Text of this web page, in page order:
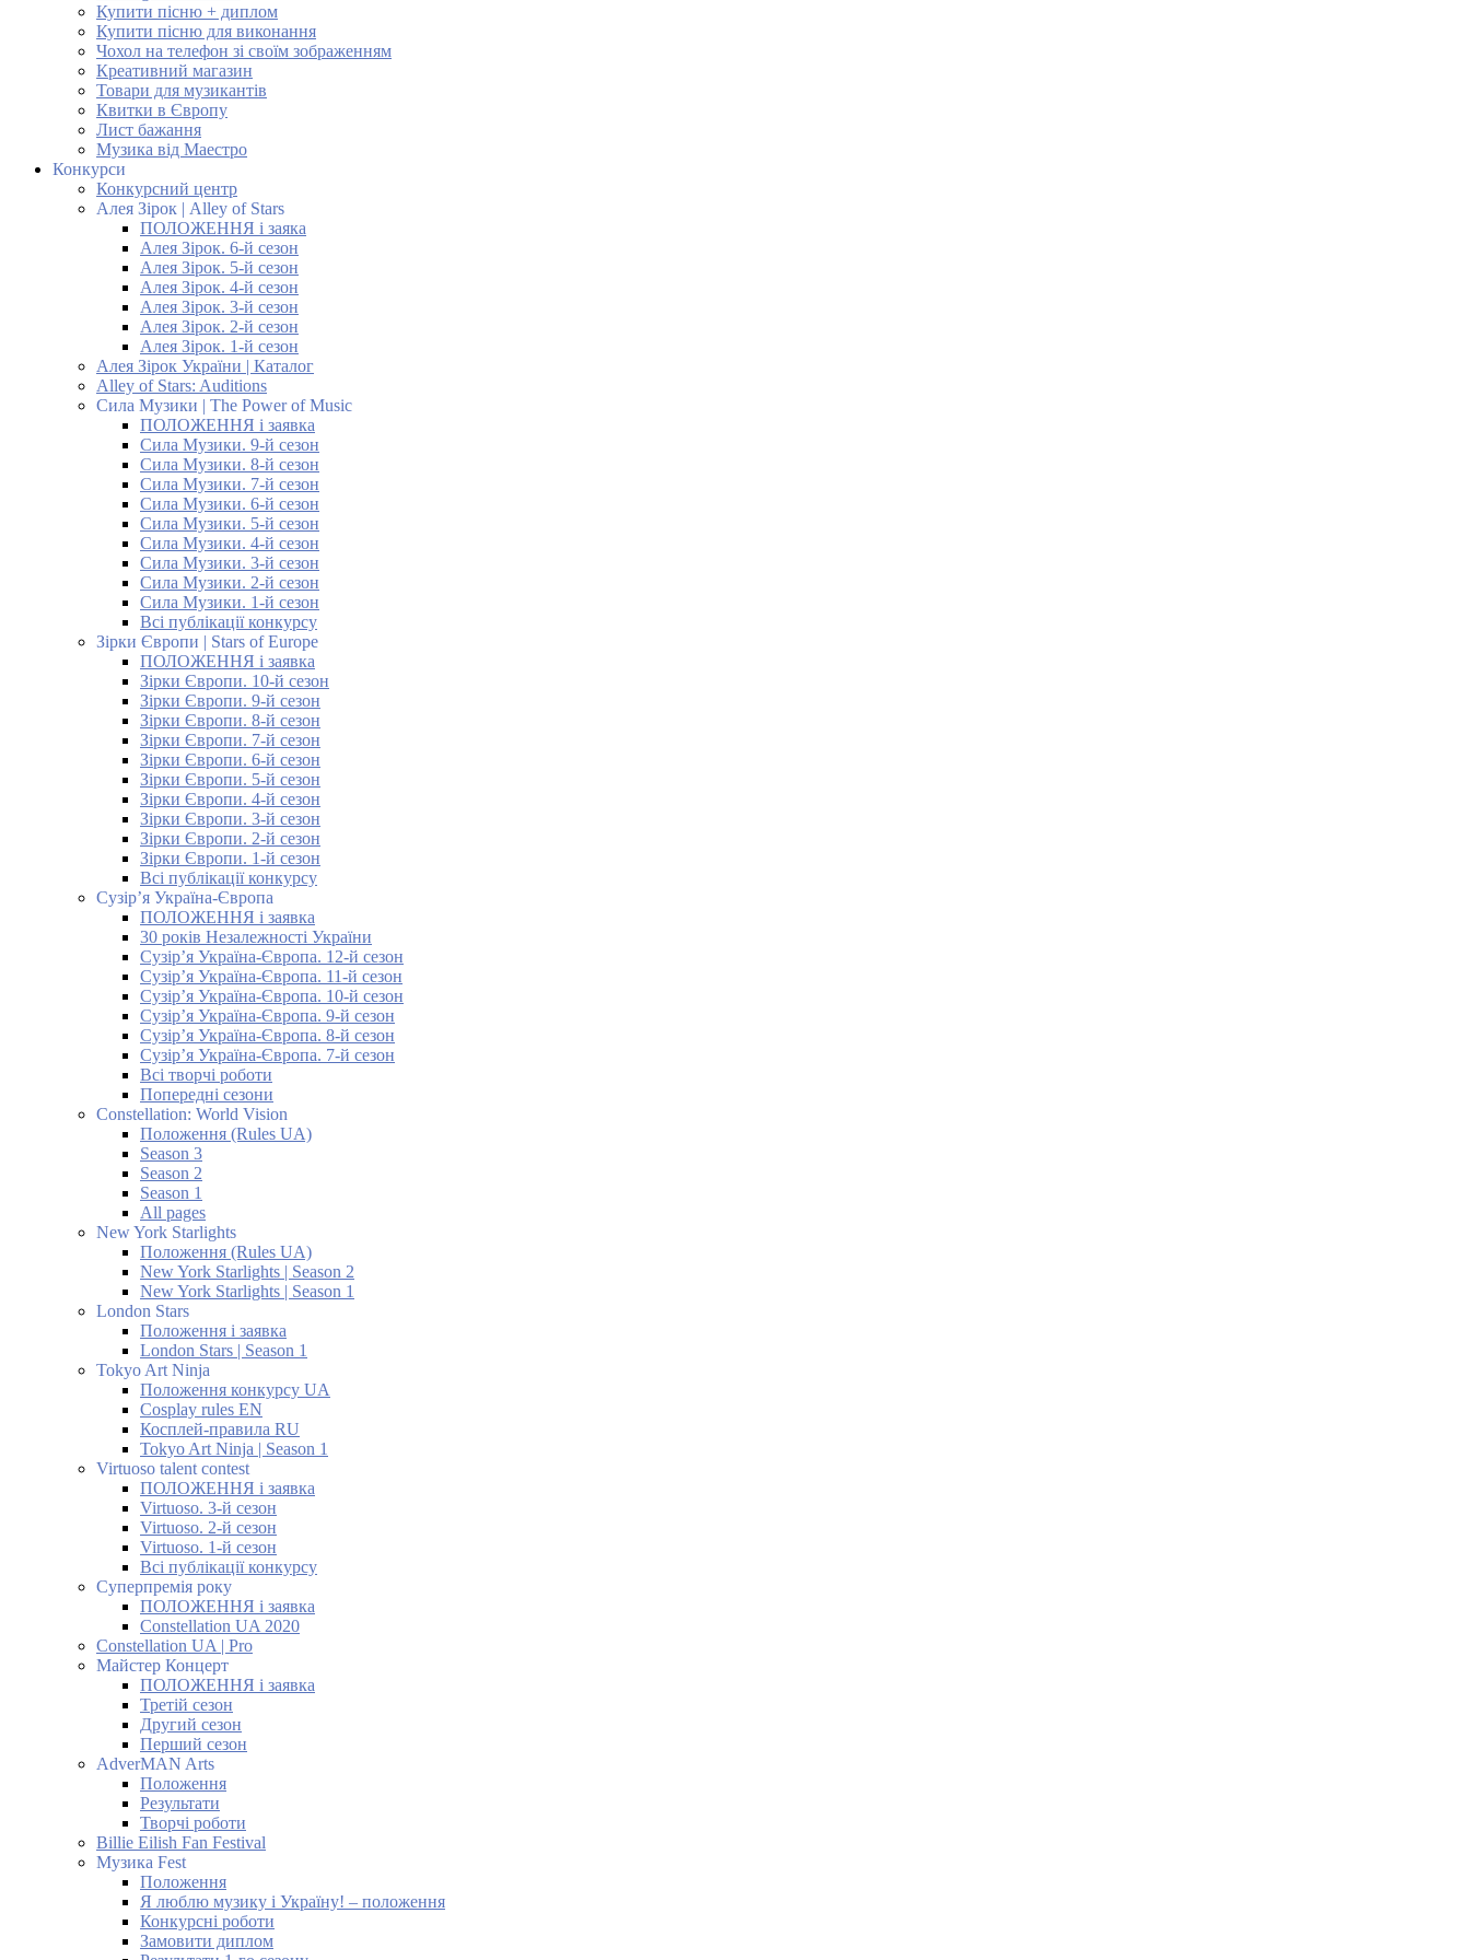
Купити пісню + диплом
Купити пісню для виконання
Чохол на телефон зі своїм зображенням
Креативний магазин
Товари для музикантів
Квитки в Європу
Лист бажання
Музика від Маестро
Конкурси
Конкурсний центр
Алея Зірок | Alley of Stars
ПОЛОЖЕННЯ і заяка
Алея Зірок. 6-й сезон
Алея Зірок. 5-й сезон
Алея Зірок. 4-й сезон
Алея Зірок. 3-й сезон
Алея Зірок. 2-й сезон
Алея Зірок. 1-й сезон
Алея Зірок України | Каталог
Alley of Stars: Auditions
Сила Музики | The Power of Music
ПОЛОЖЕННЯ і заявка
Сила Музики. 9-й сезон
Сила Музики. 8-й сезон
Сила Музики. 7-й сезон
Сила Музики. 6-й сезон
Сила Музики. 5-й сезон
Сила Музики. 4-й сезон
Сила Музики. 3-й сезон
Сила Музики. 2-й сезон
Сила Музики. 1-й сезон
Всі публікації конкурсу
Зірки Європи | Stars of Europe
ПОЛОЖЕННЯ і заявка
Зірки Європи. 10-й сезон
Зірки Європи. 9-й сезон
Зірки Європи. 8-й сезон
Зірки Європи. 7-й сезон
Зірки Європи. 6-й сезон
Зірки Європи. 5-й сезон
Зірки Європи. 4-й сезон
Зірки Європи. 3-й сезон
Зірки Європи. 2-й сезон
Зірки Європи. 1-й сезон
Всі публікації конкурсу
Сузір’я Україна-Європа
ПОЛОЖЕННЯ і заявка
30 років Незалежності України
Сузір’я Україна-Європа. 12-й сезон
Сузір’я Україна-Європа. 11-й сезон
Сузір’я Україна-Європа. 10-й сезон
Сузір’я Україна-Європа. 9-й сезон
Сузір’я Україна-Європа. 8-й сезон
Сузір’я Україна-Європа. 7-й сезон
Всі творчі роботи
Попередні сезони
Constellation: World Vision
Положення (Rules UA)
Season 3
Season 2
Season 1
All pages
New York Starlights
Положення (Rules UA)
New York Starlights | Season 2
New York Starlights | Season 1
London Stars
Положення і заявка
London Stars | Season 1
Tokyo Art Ninja
Положення конкурсу UA
Cosplay rules EN
Косплей-правила RU
Tokyo Art Ninja | Season 1
Virtuoso talent contest
ПОЛОЖЕННЯ і заявка
Virtuoso. 3-й сезон
Virtuoso. 2-й сезон
Virtuoso. 1-й сезон
Всі публікації конкурсу
Суперпремія року
ПОЛОЖЕННЯ і заявка
Constellation UA 2020
Constellation UA | Pro
Майстер Концерт
ПОЛОЖЕННЯ і заявка
Третій сезон
Другий сезон
Перший сезон
AdverMAN Arts
Положення
Результати
Творчі роботи
Billie Eilish Fan Festival
Музика Fest
Положення
Я люблю музику і Україну! – положення
Конкурсні роботи
Замовити диплом